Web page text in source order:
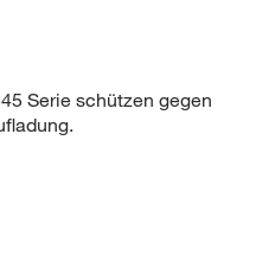
Serie schützen gegen